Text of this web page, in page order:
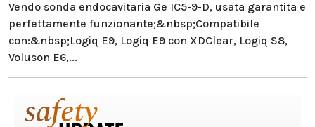
Vendo sonda endocavitaria Ge IC5-9-D, usata garantita e
perfettamente funzionante;&nbsp;Compatibile
con:&nbsp;Logiq E9, Logiq E9 con XDClear, Logiq S8,
Voluson E6,...